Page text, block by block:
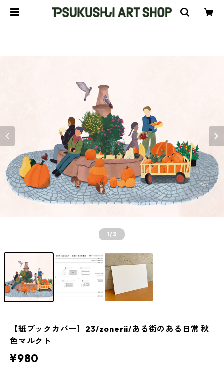
1/3
【紙ブックカバー】23/zonerii/ある街のある日常 秋
色マルクト
¥980